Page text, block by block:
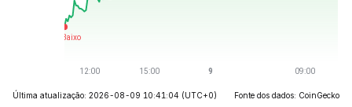
Última atualização: 2026-08-09 10:41:04 (UTC+0)
Fonte dos dados: CoinGecko